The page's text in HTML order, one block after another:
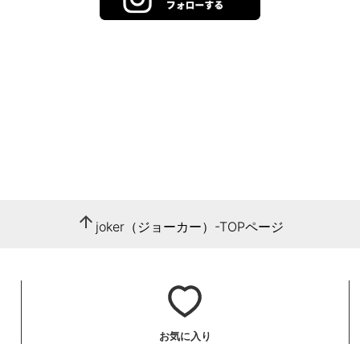
arrow_upward joker（ジョーカー）-TOPページ
お気に入り